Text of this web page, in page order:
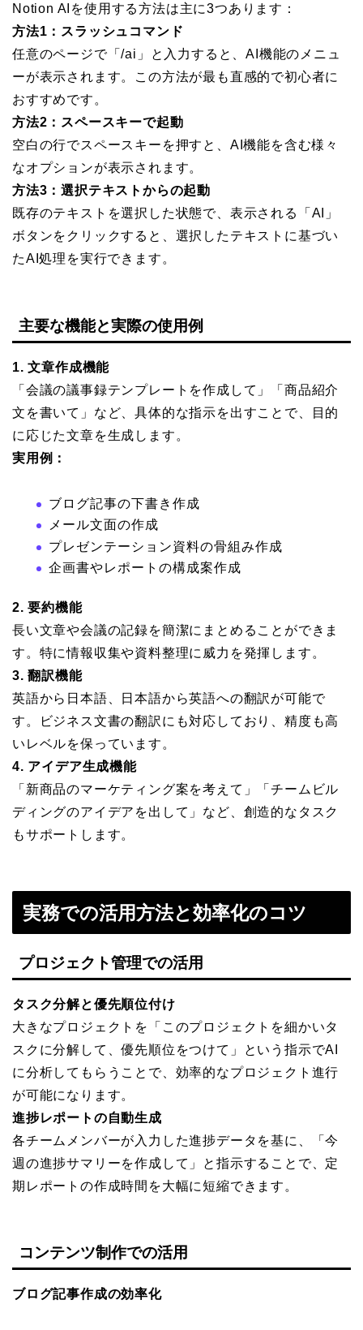
Notion AIを使用する方法は主に3つあります：
方法1：スラッシュコマンド
任意のページで「/ai」と入力すると、AI機能のメニュ
ーが表示されます。この方法が最も直感的で初心者に
おすすめです。
方法2：スペースキーで起動
空白の行でスペースキーを押すと、AI機能を含む様々
なオプションが表示されます。
方法3：選択テキストからの起動
既存のテキストを選択した状態で、表示される「AI」
ボタンをクリックすると、選択したテキストに基づい
たAI処理を実行できます。
主要な機能と実際の使用例
1. 文章作成機能
「会議の議事録テンプレートを作成して」「商品紹介
文を書いて」など、具体的な指示を出すことで、目的
に応じた文章を生成します。
実用例：
ブログ記事の下書き作成
メール文面の作成
プレゼンテーション資料の骨組み作成
企画書やレポートの構成案作成
2. 要約機能
長い文章や会議の記録を簡潔にまとめることができま
す。特に情報収集や資料整理に威力を発揮します。
3. 翻訳機能
英語から日本語、日本語から英語への翻訳が可能で
す。ビジネス文書の翻訳にも対応しており、精度も高
いレベルを保っています。
4. アイデア生成機能
「新商品のマーケティング案を考えて」「チームビル
ディングのアイデアを出して」など、創造的なタスク
もサポートします。
実務での活用方法と効率化のコツ
プロジェクト管理での活用
タスク分解と優先順位付け
大きなプロジェクトを「このプロジェクトを細かいタ
スクに分解して、優先順位をつけて」という指示でAI
に分析してもらうことで、効率的なプロジェクト進行
が可能になります。
進捗レポートの自動生成
各チームメンバーが入力した進捗データを基に、「今
週の進捗サマリーを作成して」と指示することで、定
期レポートの作成時間を大幅に短縮できます。
コンテンツ制作での活用
ブログ記事作成の効率化